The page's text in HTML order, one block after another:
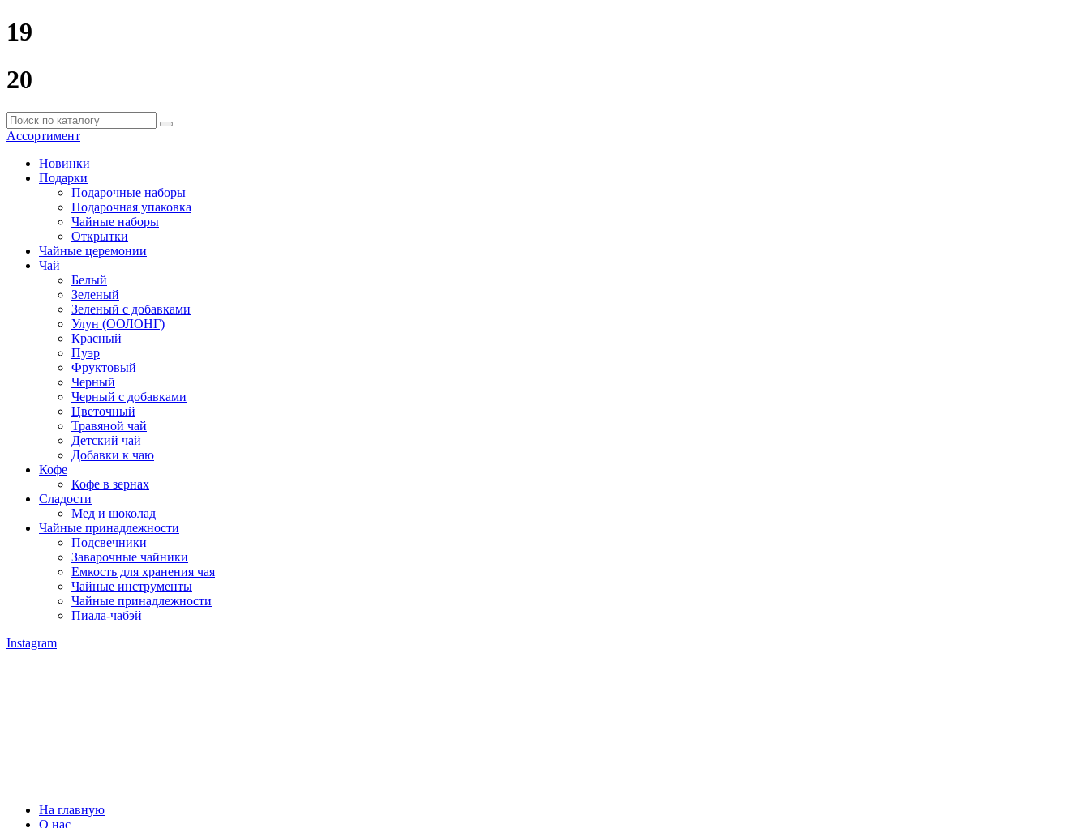
19
20
Ассортимент
Новинки
Подарки
Подарочные наборы
Подарочная упаковка
Чайные наборы
Открытки
Чайные церемонии
Чай
Белый
Зеленый
Зеленый с добавками
Улун (ООЛОНГ)
Красный
Пуэр
Фруктовый
Черный
Черный с добавками
Цветочный
Травяной чай
Детский чай
Добавки к чаю
Кофе
Кофе в зернах
Сладости
Мед и шоколад
Чайные принадлежности
Подсвечники
Заварочные чайники
Емкость для хранения чая
Чайные инструменты
Чайные принадлежности
Пиала-чабэй
Instagram
На главную
О нас